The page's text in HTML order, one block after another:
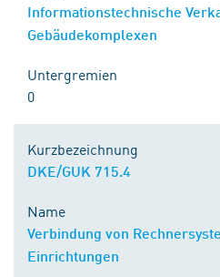
Informationstechnische
Gebäudekomplexen
Untergremien
0
Kurzbezeichnung
DKE/GUK 715.4
Name
Verbindung von
Einrichtungen